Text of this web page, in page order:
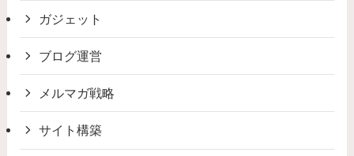
ガジェット
ブログ運営
メルマガ戦略
サイト構築